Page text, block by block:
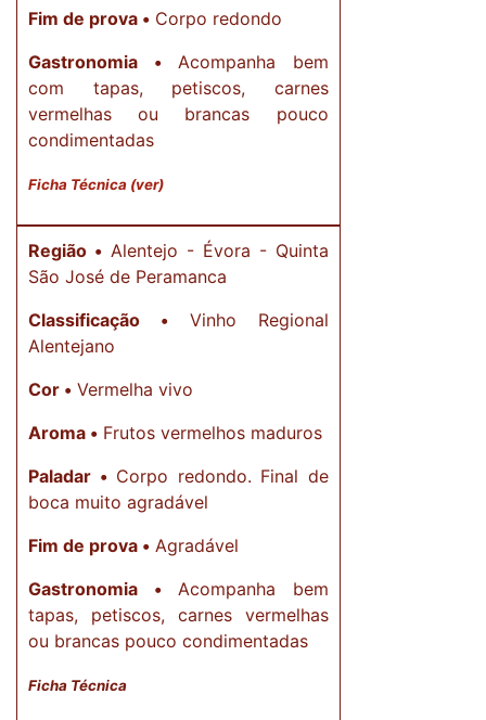
Fim de prova • Corpo redondo
Gastronomia •Acompanha bem
com tapas, petiscos, carnes
vermelhas ou brancas pouco
condimentadas
Ficha Técnica (ver)
Região •Alentejo - Évora - Quinta
São José de Peramanca
Classificação •Vinho Regional
Alentejano
Cor • Vermelha vivo
Aroma • Frutos vermelhos maduros
Paladar •Corpo redondo. Final de
boca muito agradável
Fim de prova • Agradável
Gastronomia •​Acompanha bem
tapas, petiscos, carnes vermelhas
ou brancas pouco condimentadas
Ficha Técnica